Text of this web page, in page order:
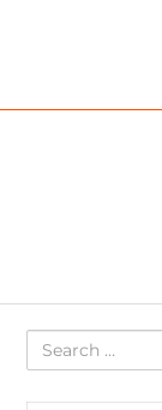
Search
for: